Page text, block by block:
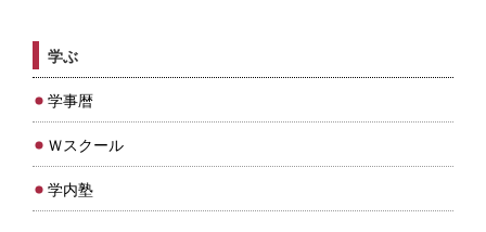
学ぶ
学事暦
Ｗスクール
学内塾